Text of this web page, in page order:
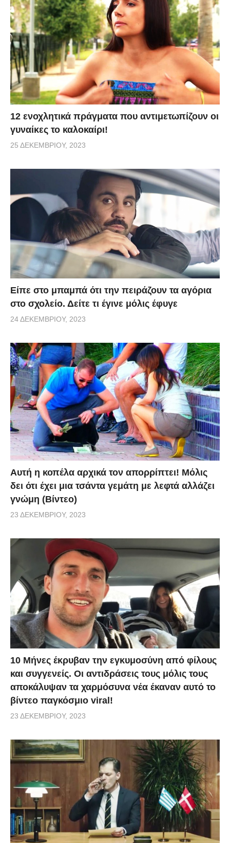
12 ενοχλητικά πράγματα που αντιμετωπίζουν οι
γυναίκες το καλοκαίρι!
25 ΔΕΚΕΜΒΡΊΟΥ, 2023
Είπε στο μπαμπά ότι την πειράζουν τα αγόρια
στο σχολείο. Δείτε τι έγινε μόλις έφυγε
24 ΔΕΚΕΜΒΡΊΟΥ, 2023
Αυτή η κοπέλα αρχικά τον απορρίπτει! Μόλις
δει ότι έχει μια τσάντα γεμάτη με λεφτά αλλάζει
γνώμη (Βίντεο)
23 ΔΕΚΕΜΒΡΊΟΥ, 2023
10 Μήνες έκρυβαν την εγκυμοσύνη από φίλους
και συγγενείς. Οι αντιδράσεις τους μόλις τους
αποκάλυψαν τα χαρμόσυνα νέα έκαναν αυτό το
βίντεο παγκόσμιο viral!
23 ΔΕΚΕΜΒΡΊΟΥ, 2023